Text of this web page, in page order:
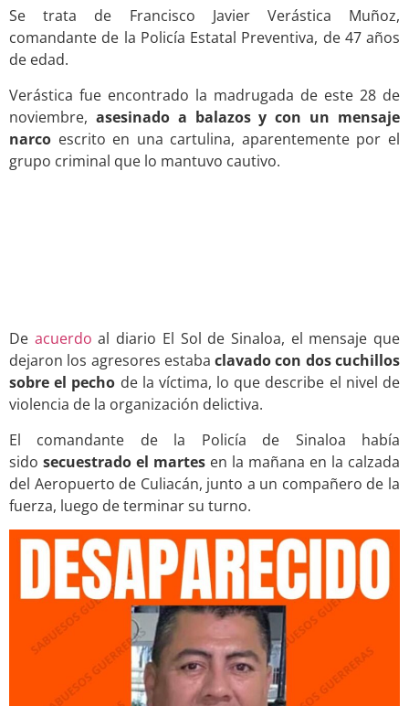
Se trata de Francisco Javier Verástica Muñoz,
comandante de la Policía Estatal Preventiva, de 47 años
de edad.
Verástica fue encontrado la madrugada de este 28 de
noviembre, asesinado a balazos y con un mensaje
narco escrito en una cartulina, aparentemente por el
grupo criminal que lo mantuvo cautivo.
De acuerdo al diario El Sol de Sinaloa, el mensaje que
dejaron los agresores estabaclavado con dos cuchillos
sobre el pecho de la víctima, lo que describe el nivel de
violencia de la organización delictiva.
El comandante de la Policía de Sinaloa había
sido secuestrado el martes en la mañana en la calzada
del Aeropuerto de Culiacán, junto a un compañero de la
fuerza, luego de terminar su turno.